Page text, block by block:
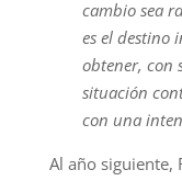
cambio sea
es el destino
obtener, con
situación
con una
Al año siguiente,